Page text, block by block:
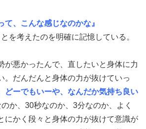
て、こんな感じなのかな』
を考えたのを明確に記憶している。
が悪かったんで、直したいと身体に力
。だんだんと身体の力が抜けていっ
どーでもいーや、なんだか気持ち良い
か、30秒なのか、3分なのか、よく
にかく段々と身体の力が抜けて意識が